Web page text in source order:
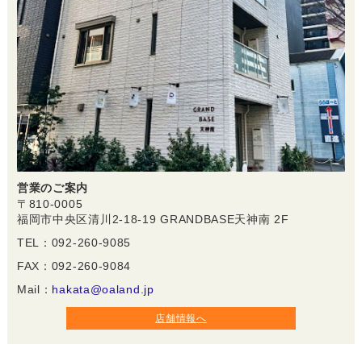
営業のご案内
〒810-0005
福岡市中央区清川2-18-19 GRANDBASE天神南 2F
TEL：092-260-9085
FAX：092-260-9084
Mail： hakata@oaland.jp
店舗情報へ